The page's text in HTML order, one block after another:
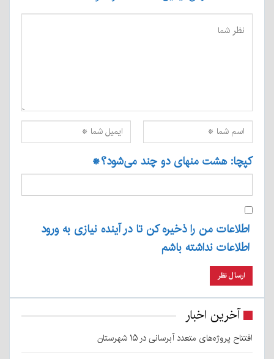
کپچا: هشت منهای دو چند می‌شود؟*
اطلاعات من را ذخیره کن تا در آینده نیازی به ورود
اطلاعات نداشته باشم
آخرین اخبار
افتتاح پروژه‌های متعدد آبرسانی در ۱۵ شهرستان